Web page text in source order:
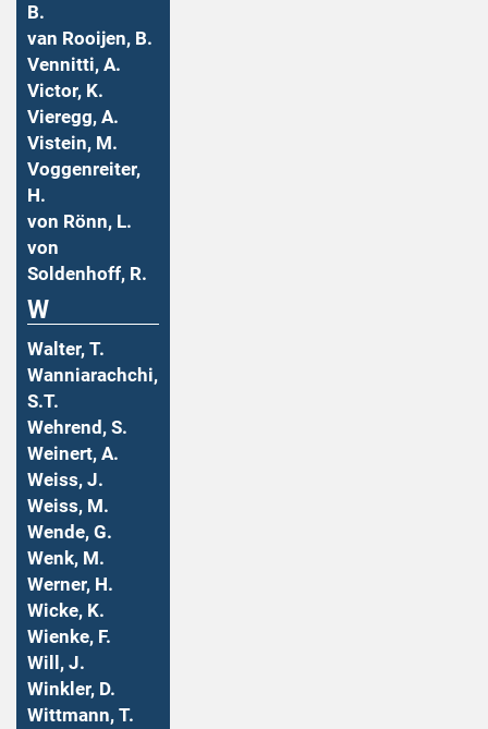
B.
van Rooijen, B.
Vennitti, A.
Victor, K.
Vieregg, A.
Vistein, M.
Voggenreiter,
H.
von Rönn, L.
von
Soldenhoff, R.
W
Walter, T.
Wanniarachchi,
S.T.
Wehrend, S.
Weinert, A.
Weiss, J.
Weiss, M.
Wende, G.
Wenk, M.
Werner, H.
Wicke, K.
Wienke, F.
Will, J.
Winkler, D.
Wittmann, T.